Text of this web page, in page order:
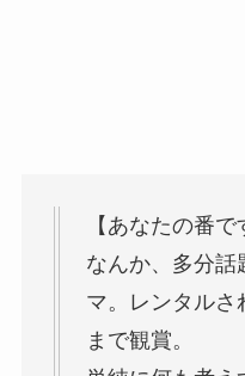
【あなたの番で
なんか、多分話
マ。レンタルさ
まで観賞。